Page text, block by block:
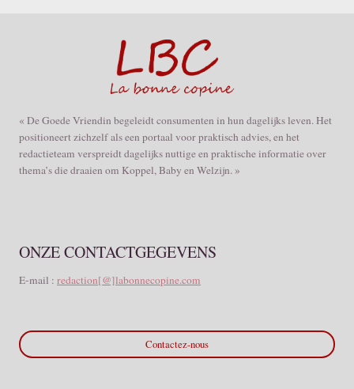
« De Goede Vriendin begeleidt consumenten in hun dagelijks leven. Het
positioneert zichzelf als een portaal voor praktisch advies, en het
redactieteam verspreidt dagelijks nuttige en praktische informatie over
thema’s die draaien om Koppel, Baby en Welzijn. »
ONZE CONTACTGEGEVENS
E-mail : redaction[@]labonnecopine.com
Contactez-nous